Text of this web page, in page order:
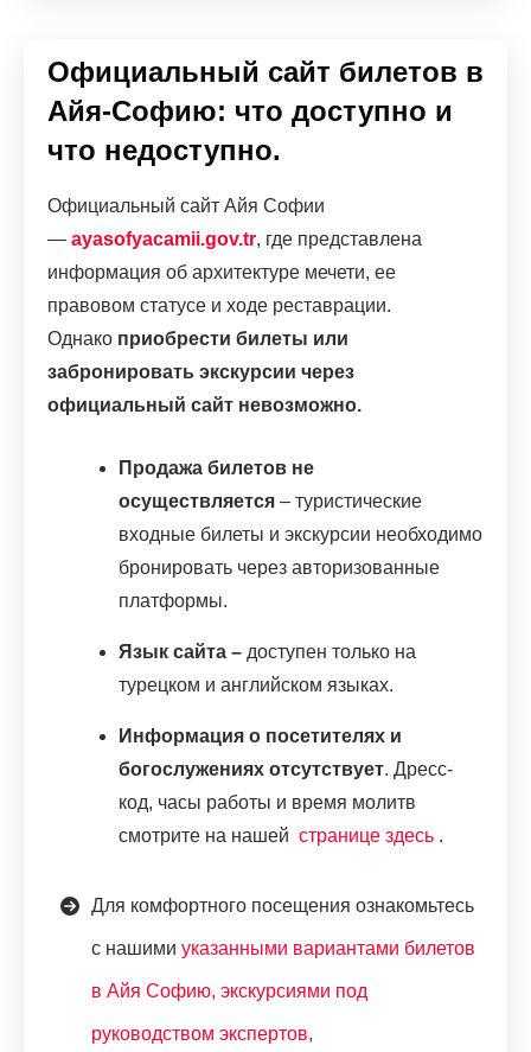
Официальный сайт билетов в
Айя-Софию: что доступно и
что недоступно.
Официальный сайт Айя Софии
— ayasofyacamii.gov.tr, где представлена
информация об архитектуре мечети, ее
правовом статусе и ходе реставрации.
Однако приобрести билеты или
забронировать экскурсии через
официальный сайт невозможно.
Продажа билетов не
осуществляется – туристические
входные билеты и экскурсии необходимо
бронировать через авторизованные
платформы.
Язык сайта – доступен только на
турецком и английском языках.
Информация о посетителях и
богослужениях отсутствует. Дресс-
код, часы работы и время молитв
смотрите на нашей странице здесь .
Для комфортного посещения ознакомьтесь
с нашими указанными вариантами билетов
в Айя Софию, экскурсиями под
руководством экспертов,